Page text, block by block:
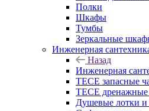
Полки
Шкафы
Тумбы
Зеркальные
Инженерная
Назад
Инженерная
TECE запасные
TECE
Душевые лотки и